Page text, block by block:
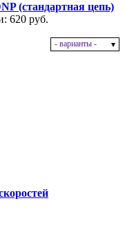
(стандартная цепь)
620 руб.
- варианты -